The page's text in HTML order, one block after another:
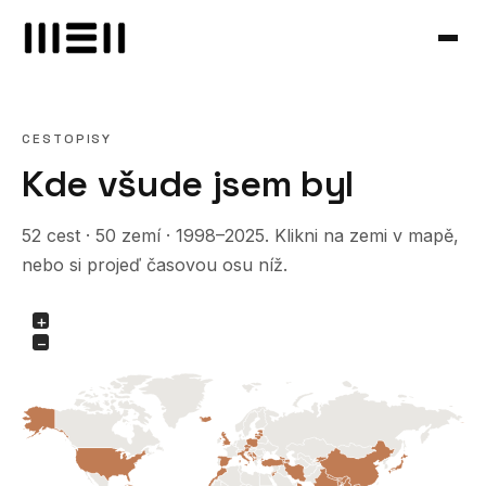
CESTOPISY
Kde všude jsem byl
52 cest · 50 zemí · 1998–2025. Klikni na zemi v mapě,
nebo si projeď časovou osu níž.
+
−